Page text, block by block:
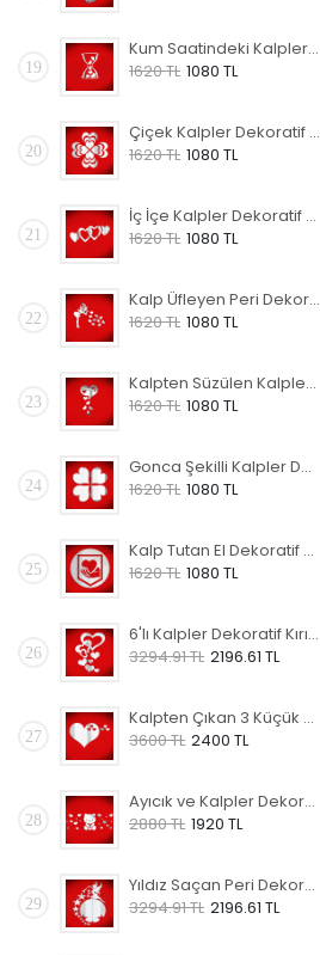
19
Kum Saatindeki Kalpler Dekoratif Kırılmaz Ayna
1620 TL 1080 TL
20
Çiçek Kalpler Dekoratif Kırılmaz Ayna
1620 TL 1080 TL
21
İç İçe Kalpler Dekoratif Kırılmaz Ayna
1620 TL 1080 TL
22
Kalp Üfleyen Peri Dekoratif Kırılmaz Ayna
1620 TL 1080 TL
23
Kalpten Süzülen Kalpler Dekoratif Kırılmaz Ayna
1620 TL 1080 TL
24
Gonca Şekilli Kalpler Dekoratif Kırılmaz Ayna
1620 TL 1080 TL
25
Kalp Tutan El Dekoratif Kırılmaz Ayna
1620 TL 1080 TL
26
6'lı Kalpler Dekoratif Kırılmaz Ayna
3294.91 TL 2196.61 TL
27
Kalpten Çıkan 3 Küçük Kalp Dekoratif Kırılmaz Ayna
3600 TL 2400 TL
28
Ayıcık ve Kalpler Dekoratif Kırılmaz Ayna
2880 TL 1920 TL
29
Yıldız Saçan Peri Dekoratif Kırılmaz Ayna
3294.91 TL 2196.61 TL